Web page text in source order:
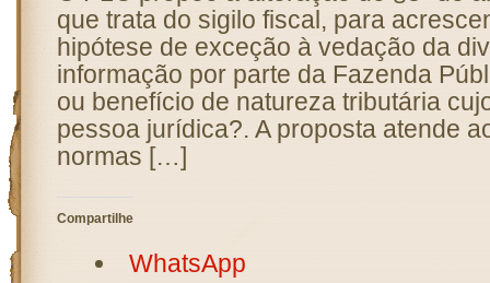
que trata do sigilo fiscal, para
hipótese de exceção à vedação da
informação por parte da Fazenda
ou benefício de natureza tributária
pessoa jurídica?. A proposta atende
normas […]
Compartilhe
WhatsApp